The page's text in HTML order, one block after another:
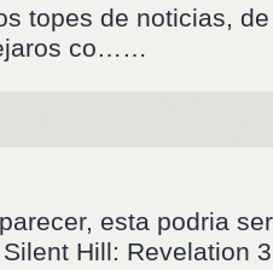
topes de noticias,
co……
esta podria
Hill: Revelation